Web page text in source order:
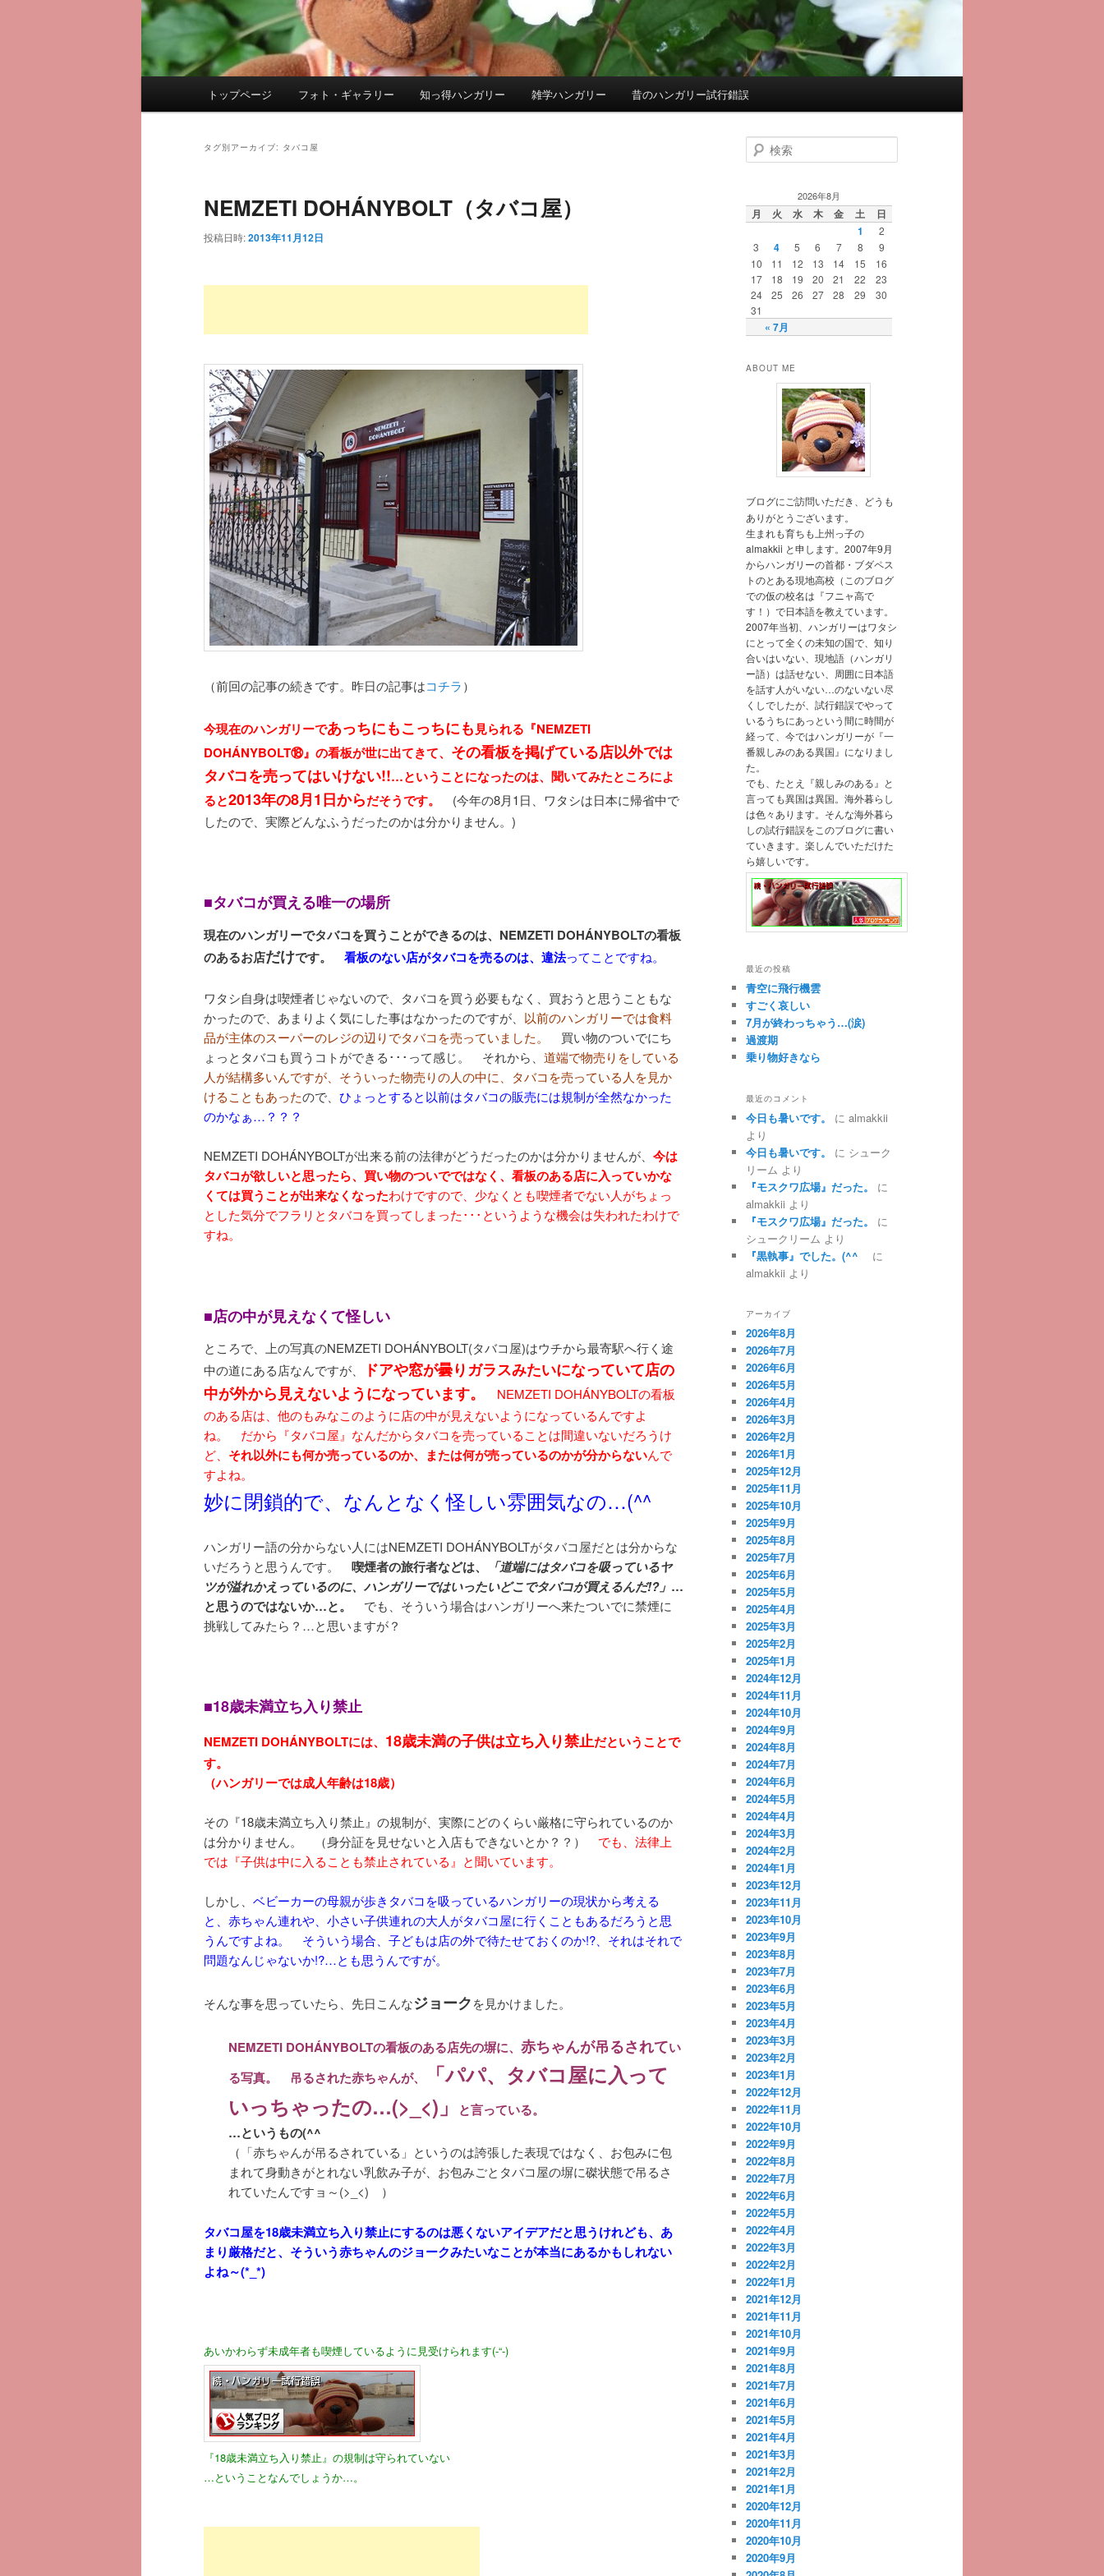
メ
コ
ン
ツ
へ
移
動
サ
ン
ツ
へ
移
動
トップページ フォト・ギャラリー 知っ得ハンガリー 雑学ハンガリー 昔のハンガリー試行錯誤
タグ別アーカイブ: タバコ屋
NEMZETI DOHÁNYBOLT（タバコ屋）
投稿日時:2013年11月12日
（前回の記事の続きです。昨日の記事はコチラ）
今現在のハンガリーであっちにもこっちにも見られる『NEMZETI
DOHÁNYBOLT⑱』の看板が世に出てきて、 その看板を掲げている店以外では
タバコを売ってはいけない!!…ということになったのは、聞いてみたところによ
ると2013年の8月1日からだそうです。
(今年の8月1日、ワタシは日本に帰省中で
したので、実際どんなふうだったのかは分かりません。)
■タバコが買える唯一の場所
現在のハンガリーでタバコを買うことができるのは、NEMZETI DOHÁNYBOLTの看板
のあるお店だけです。 看板のない店がタバコを売るのは、違法ってことですね。
ワタシ自身は喫煙者じゃないので、タバコを買う必要もなく、買おうと思うこともな
かったので、あまりよく気にした事はなかったのですが、 以前のハンガリーでは食料
品が主体のスーパーのレジの辺りでタバコを売っていました。
買い物のついでにち
ょっとタバコも買うコトができる･･･って感じ。 それから、 道端で物売りをしている
人が結構多いんですが、そういった物売りの人の中に、タバコを売っている人を見か
けることもあったので、 ひょっとすると以前はタバコの販売には規制が全然なかった
のかなぁ…？？？
NEMZETI DOHÁNYBOLTが出来る前の法律がどうだったのかは分かりませんが、 今は
タバコが欲しいと思ったら、買い物のついでではなく、看板のある店に入っていかな
くては買うことが出来なくなったわけですので、少なくとも喫煙者でない人がちょっ
とした気分でフラリとタバコを買ってしまった･･･というような機会は失われたわけで
すね。
■店の中が見えなくて怪しい
ところで、上の写真のNEMZETI DOHÁNYBOLT(タバコ屋)はウチから最寄駅へ行く途
中の道にある店なんですが、
ドアや窓が曇りガラスみたいになっていて店の
中が外から見えないようになっています。
NEMZETI DOHÁNYBOLTの看板
のある店は、他のもみなこのように店の中が見えないようになっているんですよ
ね。 だから『タバコ屋』なんだからタバコを売っていることは間違いないだろうけ
ど、 それ以外にも何か売っているのか、または何が売っているのかが分からないんで
すよね。
妙に閉鎖的で、なんとなく怪しい雰囲気なの…(^^ゞ
ハンガリー語の分からない人にはNEMZETI DOHÁNYBOLTがタバコ屋だとは分からな
いだろうと思うんです。 喫煙者の旅行者などは、
「道端にはタバコを吸っているヤ
ツが溢れかえっているのに、ハンガリーではいったいどこでタバコが買えるんだ!?」 …
と思うのではないか…と。
でも、そういう場合はハンガリーへ来たついでに禁煙に
挑戦してみたら？…と思いますが？
■18歳未満立ち入り禁止
NEMZETI DOHÁNYBOLTには、 18歳未満の子供は立ち入り禁止だということで
す。
（ハンガリーでは成人年齢は18歳）
その『18歳未満立ち入り禁止』の規制が、実際にどのくらい厳格に守られているのか
は分かりません。 （身分証を見せないと入店もできないとか？？） でも、法律上
では『子供は中に入ることも禁止されている』と聞いています。
しかし、 ベビーカーの母親が歩きタバコを吸っているハンガリーの現状から考える
と、赤ちゃん連れや、小さい子供連れの大人がタバコ屋に行くこともあるだろうと思
うんですよね。 そういう場合、子どもは店の外で待たせておくのか!?、それはそれで
問題なんじゃないか!?…とも思うんですが。
そんな事を思っていたら、先日こんなジョークを見かけました。
NEMZETI DOHÁNYBOLTの看板のある店先の塀に、 赤ちゃんが吊るされてい
る写真。 吊るされた赤ちゃんが、
「パパ、タバコ屋に入って
いっちゃったの…(>_<)」
と言っている。
…というもの(^^ゞ
（「赤ちゃんが吊るされている」というのは誇張した表現ではなく、お包みに包
まれて身動きがとれない乳飲み子が、お包みごとタバコ屋の塀に磔状態で吊るさ
れていたんですョ～(>_<) ）
タバコ屋を18歳未満立ち入り禁止にするのは悪くないアイデアだと思うけれども、あ
まり厳格だと、そういう赤ちゃんのジョークみたいなことが本当にあるかもしれない
よね～(*_*)
あいかわらず未成年者も喫煙しているように見受けられます(-“-)
『18歳未満立ち入り禁止』の規制は守られていない
…ということなんでしょうか…。
検
索
2026年8月
月 火 水 木 金 土 日
« 7月
1
2
3
4 5 6 7 8
9
10
11 12 13 14 15
16
17
18 19 20 21 22
23
24
25 26 27 28 29
30
31
ABOUT ME
ブログにご訪問いただき、どうも
ありがとうございます。
生まれも育ちも上州っ子の
almakkii と申します。2007年9月
からハンガリーの首都・ブダペス
トのとある現地高校（このブログ
での仮の校名は『フニャ高で
す！）で日本語を教えています。
2007年当初、ハンガリーはワタシ
にとって全くの未知の国で、知り
合いはいない、現地語（ハンガリ
ー語）は話せない、周囲に日本語
を話す人がいない…のないない尽
くしでしたが、試行錯誤でやって
いるうちにあっという間に時間が
経って、今ではハンガリーが『一
番親しみのある異国』になりまし
た。
でも、たとえ『親しみのある』と
言っても異国は異国。海外暮らし
は色々あります。そんな海外暮ら
しの試行錯誤をこのブログに書い
ていきます。楽しんでいただけた
ら嬉しいです。
最近の投稿
青空に飛行機雲
すごく哀しい
7月が終わっちゃう…(涙)
過渡期
乗り物好きなら
最近のコメント
今日も暑いです。 に almakkii
より
今日も暑いです。
に シューク
リーム より
『モスクワ広場』だった。
に
almakkii より
『モスクワ広場』だった。
に
シュークリーム より
『黒執事』でした。(^^ゞ
に
almakkii より
アーカイブ
2026年8月
2026年7月
2026年6月
2026年5月
2026年4月
2026年3月
2026年2月
2026年1月
2025年12月
2025年11月
2025年10月
2025年9月
2025年8月
2025年7月
2025年6月
2025年5月
2025年4月
2025年3月
2025年2月
2025年1月
2024年12月
2024年11月
2024年10月
2024年9月
2024年8月
2024年7月
2024年6月
2024年5月
2024年4月
2024年3月
2024年2月
2024年1月
2023年12月
2023年11月
2023年10月
2023年9月
2023年8月
2023年7月
2023年6月
2023年5月
2023年4月
2023年3月
2023年2月
2023年1月
2022年12月
2022年11月
2022年10月
2022年9月
2022年8月
2022年7月
2022年6月
2022年5月
2022年4月
2022年3月
2022年2月
2022年1月
2021年12月
2021年11月
2021年10月
2021年9月
2021年8月
2021年7月
2021年6月
2021年5月
2021年4月
2021年3月
2021年2月
2021年1月
2020年12月
2020年11月
2020年10月
2020年9月